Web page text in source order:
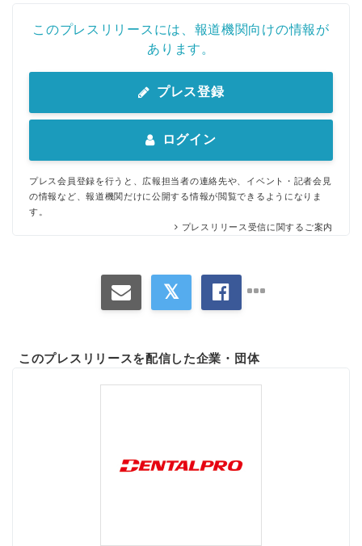
このプレスリリースには、報道機関向けの情報が
あります。
プレス登録
ログイン
プレス会員登録を行うと、広報担当者の連絡先や、イベント・記者会見
の情報など、報道機関だけに公開する情報が閲覧できるようになりま
す。
プレスリリース受信に関するご案内
このプレスリリースを配信した企業・団体